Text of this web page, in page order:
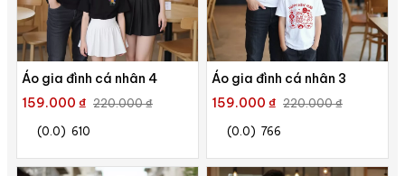
Áo gia đình cá nhân 4
159.000 ₫ 220.000 ₫
(0.0) 610
Áo gia đình cá nhân 3
159.000 ₫ 220.000 ₫
(0.0) 766